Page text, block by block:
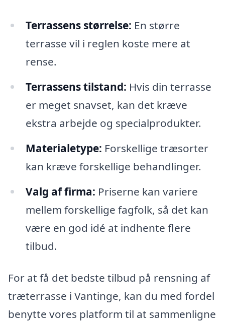
Terrassens størrelse: En større
terrasse vil i reglen koste mere at
rense.
Terrassens tilstand: Hvis din terrasse
er meget snavset, kan det kræve
ekstra arbejde og specialprodukter.
Materialetype: Forskellige træsorter
kan kræve forskellige behandlinger.
Valg af firma: Priserne kan variere
mellem forskellige fagfolk, så det kan
være en god idé at indhente flere
tilbud.
For at få det bedste tilbud på rensning af
træterrasse i Vantinge, kan du med fordel
benytte vores platform til at sammenligne